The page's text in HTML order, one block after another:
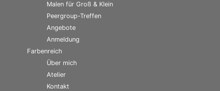
Malen für Groß & Klein
Peergroup-Treffen
Angebote
Anmeldung
Farbenreich
Über mich
Atelier
Kontakt